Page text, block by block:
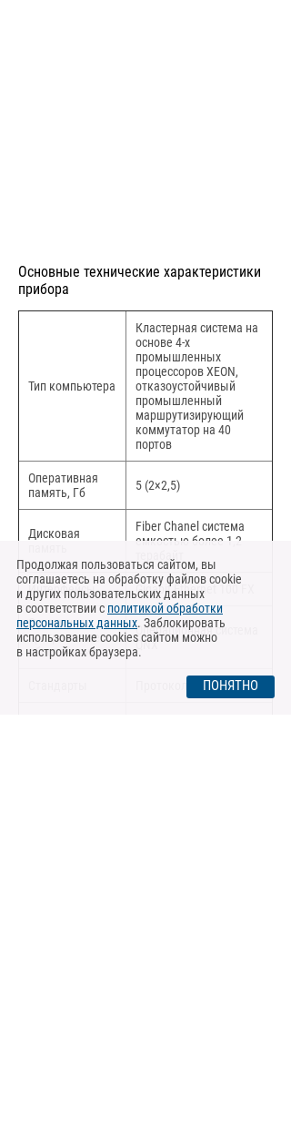
Основные технические характеристики
прибора
Тип компьютера
Кластерная система на
основе 4-х
промышленных
процессоров XEON,
отказоустойчивый
промышленный
маршрутизирующий
коммутатор на 40
портов
Оперативная
память, Гб
5 (2×2,5)
Дисковая
Fiber Chanel система
емкостью более 1,2
Интерфейсы Gigabit Ethernet 100 FX
Системное
программное
обеспечение
Операционная система
QNX
Протоколы TCP/IP
Продолжая пользоваться сайтом, вы
соглашаетесь на обработку файлов cookie
и других пользовательских данных
в соответствии с политикой обработки
персональных данных. Заблокировать
использование cookies сайтом можно
в настройках браузера.
ПОНЯТНО